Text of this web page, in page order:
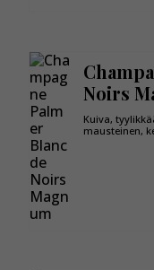
Noirs
Kuiva,
mausteinen,